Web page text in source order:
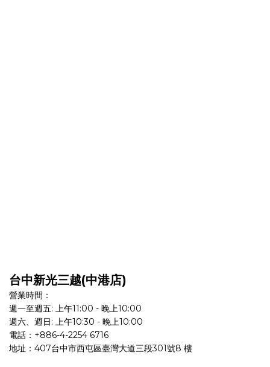
台中新光三越(中港店)
營業時間：
週一至週五: 上午11:00 - 晚上10:00
週六、週日: 上午10:30 - 晚上10:00
電話：+886-4-2254 6716
地址：407台中市西屯區臺灣大道三段301號8 樓